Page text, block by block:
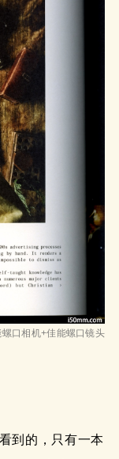
螺口相机+佳能螺口镜头
到的，只有一本